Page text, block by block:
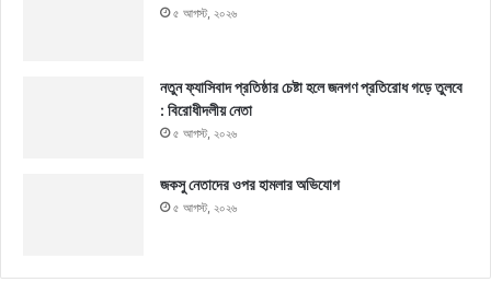
৫ আগস্ট, ২০২৬
নতুন ফ্যাসিবাদ প্রতিষ্ঠার চেষ্টা হলে জনগণ প্রতিরোধ গড়ে তুলবে
: বিরোধীদলীয় নেতা
৫ আগস্ট, ২০২৬
জকসু নেতাদের ওপর হামলার অভিযোগ
৫ আগস্ট, ২০২৬